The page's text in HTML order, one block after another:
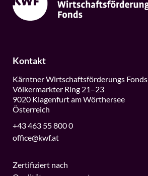
Kontakt
Kärntner Wirtschaftsförderungs Fonds
Völkermarkter Ring 21–23
9020 Klagenfurt am Wörthersee
Österreich
+43 463 55 800 0
office@kwf.at
Zertifiziert nach